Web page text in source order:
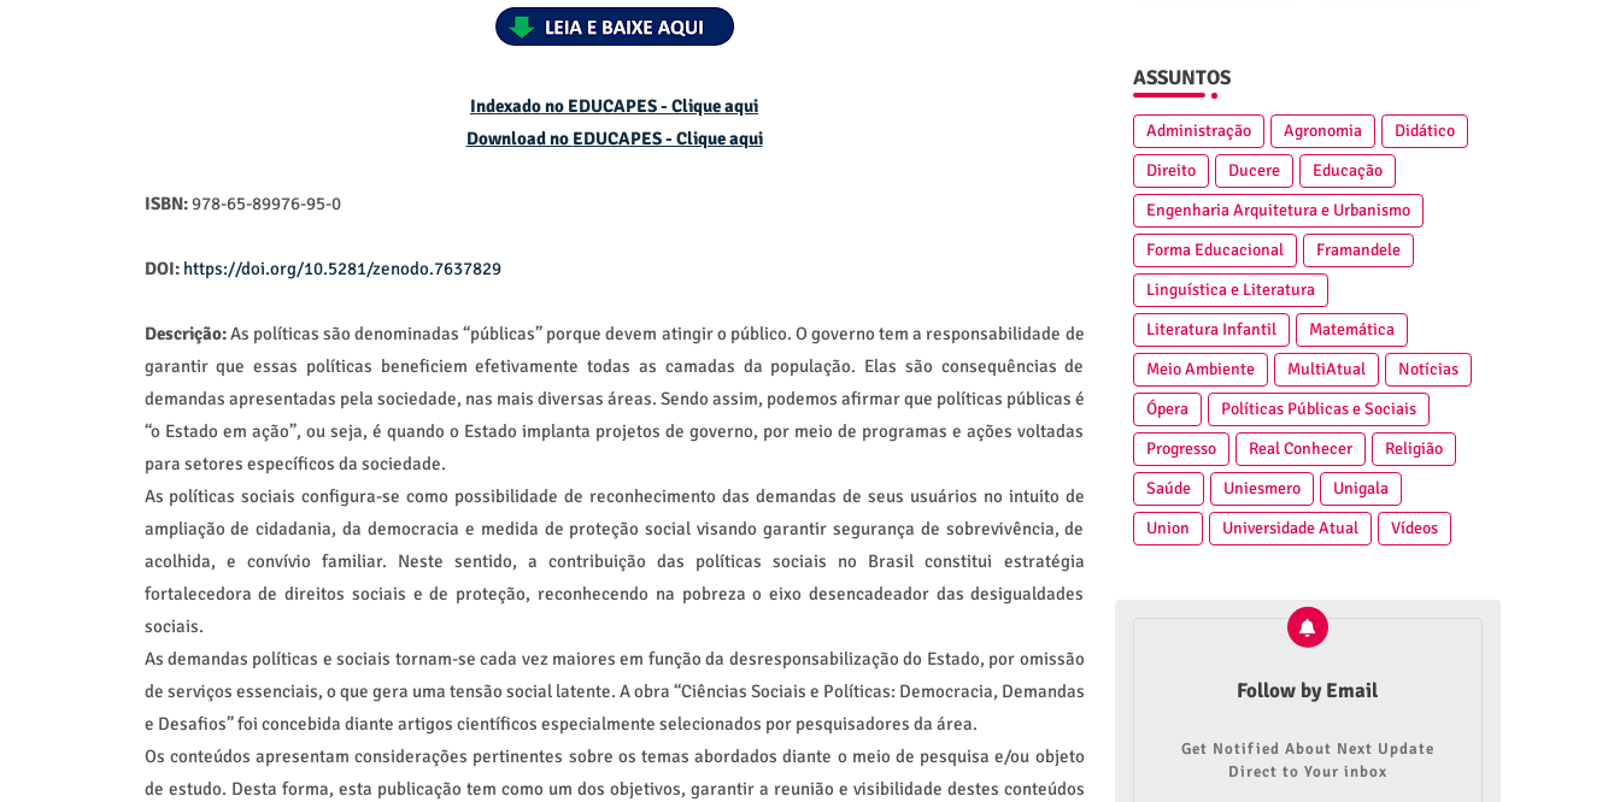
Indexado no EDUCAPES - Clique aqui
Download no EDUCAPES - Clique aqui
ISBN:978-65-89976-95-0
DOI: https://doi.org/10.5281/zenodo.7637829
Descrição:As políticas são denominadas “públicas” porque devem atingir o público. O governo tem a responsabilidade de
garantir que essas políticas beneficiem efetivamente todas as camadas da população. Elas são consequências de
demandas apresentadas pela sociedade, nas mais diversas áreas. Sendo assim, podemos afirmar que políticas públicas é
“o Estado em ação”, ou seja, é quando o Estado implanta projetos de governo, por meio de programas e ações voltadas
para setores específicos da sociedade.
As políticas sociais configura-se como possibilidade de reconhecimento das demandas de seus usuários no intuito de
ampliação de cidadania, da democracia e medida de proteção social visando garantir segurança de sobrevivência, de
acolhida, e convívio familiar. Neste sentido, a contribuição das políticas sociais no Brasil constitui estratégia
fortalecedora de direitos sociais e de proteção, reconhecendo na pobreza o eixo desencadeador das desigualdades
sociais.
As demandas políticas e sociais tornam-se cada vez maiores em função da desresponsabilização do Estado, por omissão
de serviços essenciais, o que gera uma tensão social latente. A obra “Ciências Sociais e Políticas: Democracia, Demandas
e Desafios” foi concebida diante artigos científicos especialmente selecionados por pesquisadores da área.
Os conteúdos apresentam considerações pertinentes sobre os temas abordados diante o meio de pesquisa e/ou objeto
de estudo. Desta forma, esta publicação tem como um dos objetivos, garantir a reunião e visibilidade destes conteúdos
ASSUNTOS
Administração Agronomia
Didático
Direito
Ducere
Educação
Engenharia Arquitetura e Urbanismo
Forma Educacional
Framandele
Linguística e Literatura
Literatura Infantil
Matemática
Meio Ambiente
MultiAtual
Notícias
Ópera
Políticas Públicas e Sociais
Progresso
Real Conhecer
Religião
Saúde
Uniesmero
Unigala
Union
Universidade Atual Vídeos
Follow by Email
Get Notified About Next Update
Direct to Your inbox